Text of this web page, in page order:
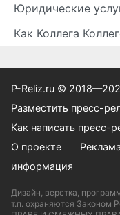
Юридические
Как Коллега
P-Reliz.ru ©
Разместить пресс-
Как написать пресс-
О проекте
Реклама
информация
Дизайн, верстка,
т.п. охраняются